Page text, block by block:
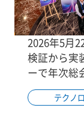
2026年5月
検証から実
ーで年次総
テクノ